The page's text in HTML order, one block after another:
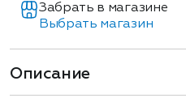
Забрать в магазине
Выбрать магазин
Описание